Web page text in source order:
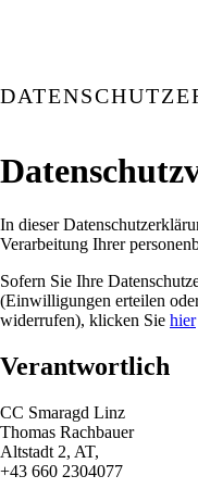
In dieser
Verarbeitung Ihrer
Sofern Sie Ihre
(Einwilligungen erteilen
widerrufen), klicken Sie hier
Verantwortlich
CC Smaragd Linz
Thomas Rachbauer
Altstadt 2, AT,
+43 660 2304077